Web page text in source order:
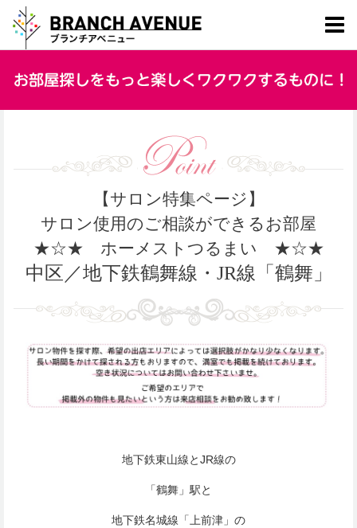
【サロン特集ページ】
サロン使用のご相談ができるお部屋
★☆★ ホーメストつるまい ★☆★
中区／地下鉄鶴舞線・JR線「鶴舞」
地下鉄東山線とJR線の
「鶴舞」駅と
地下鉄名城線「上前津」の